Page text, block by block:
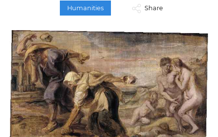
Humanities Share